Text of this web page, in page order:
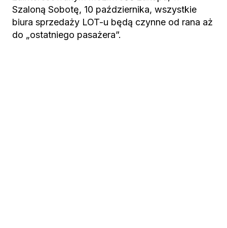
Szaloną Sobotę, 10 października, wszystkie
biura sprzedaży LOT-u będą czynne od rana aż
do „ostatniego pasażera”.